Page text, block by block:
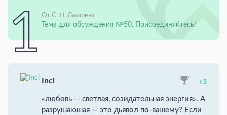
От С. Н. Лазарева
Тема для обсуждения №50. Присоединяйтесь!
Inci +3
«любовь — светлая, созидательная энергия». А
разрушаюшая — это дьявол по-вашему? Если